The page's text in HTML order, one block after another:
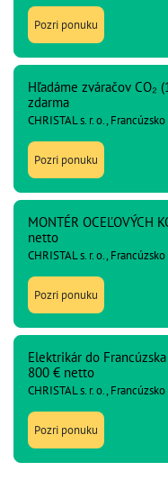
Pozri ponuku
Hľadáme zváračov CO₂
zdarma
CHRISTAL s. r. o., Francúzsko
Pozri ponuku
MONTÉR OCEĽOVÝCH
netto
CHRISTAL s. r. o., Francúzsko
Pozri ponuku
Elektrikár do
800 € netto
CHRISTAL s. r. o., Francúzsko
Pozri ponuku